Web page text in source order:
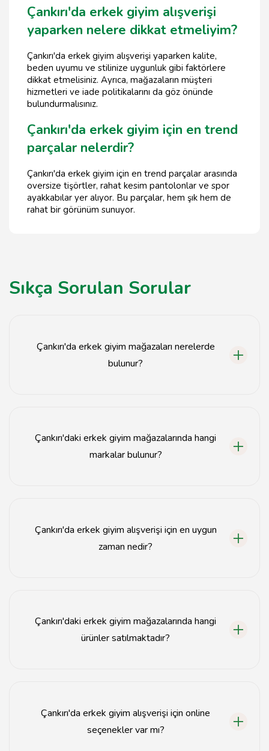
Çankırı'da erkek giyim alışverişi
yaparken nelere dikkat etmeliyim?
Çankırı'da erkek giyim alışverişi yaparken kalite,
beden uyumu ve stilinize uygunluk gibi faktörlere
dikkat etmelisiniz. Ayrıca, mağazaların müşteri
hizmetleri ve iade politikalarını da göz önünde
bulundurmalısınız.
Çankırı'da erkek giyim için en trend
parçalar nelerdir?
Çankırı'da erkek giyim için en trend parçalar arasında
oversize tişörtler, rahat kesim pantolonlar ve spor
ayakkabılar yer alıyor. Bu parçalar, hem şık hem de
rahat bir görünüm sunuyor.
Sıkça Sorulan Sorular
Çankırı'da erkek giyim mağazaları nerelerde
bulunur?
Çankırı'daki erkek giyim mağazalarında hangi
markalar bulunur?
Çankırı'da erkek giyim alışverişi için en uygun
zaman nedir?
Çankırı'daki erkek giyim mağazalarında hangi
ürünler satılmaktadır?
Çankırı'da erkek giyim alışverişi için online
seçenekler var mı?